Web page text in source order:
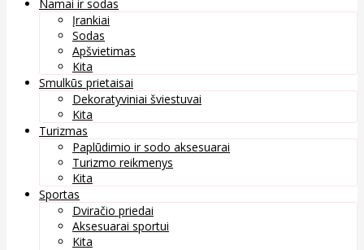
Namai ir sodas
Įrankiai
Sodas
Apšvietimas
Kita
Smulkūs prietaisai
Dekoratyviniai šviestuvai
Kita
Turizmas
Paplūdimio ir sodo aksesuarai
Turizmo reikmenys
Kita
Sportas
Dviračio priedai
Aksesuarai sportui
Kita